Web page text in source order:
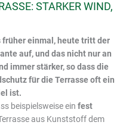
STARKER WIND,
früher einmal, heute tritt der
auf, und das nicht nur an
immer stärker, so dass die
für die Terrasse oft ein
ist.
beispielsweise ein fest
aus Kunststoff dem